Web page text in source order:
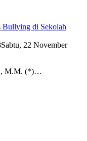
Bullying di Sekolah
Sabtu, 22 November
M.M. (*)…